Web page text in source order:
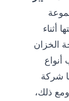
أثناء
الخزان
شركة
ذلك،